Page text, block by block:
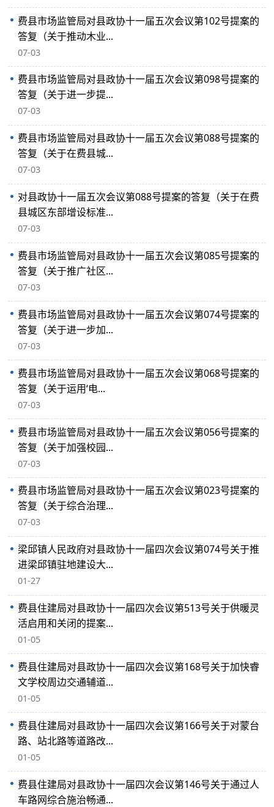
费县市场监管局对县政协十一届五次会议第102号提案的
答复（关于推动木业...
07-03
费县市场监管局对县政协十一届五次会议第098号提案的
答复（关于进一步提...
07-03
费县市场监管局对县政协十一届五次会议第088号提案的
答复（关于在费县城...
07-03
对县政协十一届五次会议第088号提案的答复（关于在费
县城区东部增设标准...
07-03
费县市场监管局对县政协十一届五次会议第085号提案的
答复（关于推广社区...
07-03
费县市场监管局对县政协十一届五次会议第074号提案的
答复（关于进一步加...
07-03
费县市场监管局对县政协十一届五次会议第068号提案的
答复（关于运用‘电...
07-03
费县市场监管局对县政协十一届五次会议第056号提案的
答复（关于加强校园...
07-03
费县市场监管局对县政协十一届五次会议第023号提案的
答复（关于综合治理...
07-03
梁邱镇人民政府对县政协十一届四次会议第074号关于推
进梁邱镇驻地建设大...
01-27
费县住建局对县政协十一届四次会议第513号关于供暖灵
活启用和关闭的提案...
01-05
费县住建局对县政协十一届四次会议第168号关于加快睿
文学校周边交通辅道...
01-05
费县住建局对县政协十一届四次会议第166号关于对蒙台
路、站北路等道路改...
01-05
费县住建局对县政协十一届四次会议第146号关于通过人
车路网综合施治畅通...